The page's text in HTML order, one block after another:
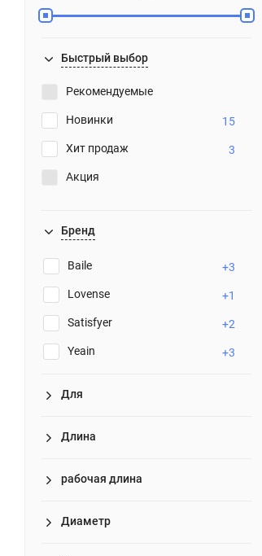
Быстрый выбор
Рекомендуемые
Новинки
15
Хит продаж
3
Акция
Бренд
Baile
+3
Lovense
+1
Satisfyer
+2
Yeain
+3
Для
Длина
рабочая длина
Диаметр